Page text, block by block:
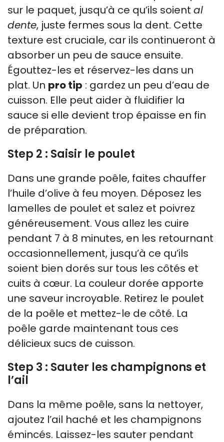
sur le paquet, jusqu’à ce qu’ils soient al
dente, juste fermes sous la dent. Cette
texture est cruciale, car ils continueront à
absorber un peu de sauce ensuite.
Égouttez-les et réservez-les dans un
plat. Un pro tip : gardez un peu d’eau de
cuisson. Elle peut aider à fluidifier la
sauce si elle devient trop épaisse en fin
de préparation.
Step 2 : Saisir le poulet
Dans une grande poêle, faites chauffer
l’huile d’olive à feu moyen. Déposez les
lamelles de poulet et salez et poivrez
généreusement. Vous allez les cuire
pendant 7 à 8 minutes, en les retournant
occasionnellement, jusqu’à ce qu’ils
soient bien dorés sur tous les côtés et
cuits à cœur. La couleur dorée apporte
une saveur incroyable. Retirez le poulet
de la poêle et mettez-le de côté. La
poêle garde maintenant tous ces
délicieux sucs de cuisson.
Step 3 : Sauter les champignons et
l’ail
Dans la même poêle, sans la nettoyer,
ajoutez l’ail haché et les champignons
émincés. Laissez-les sauter pendant